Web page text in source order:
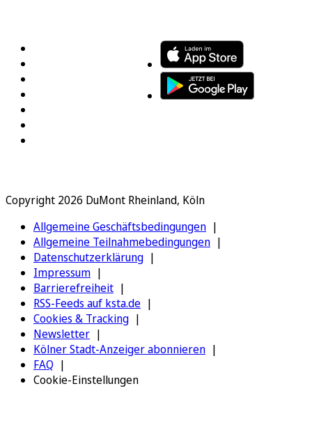
Copyright 2026 DuMont Rheinland, Köln
Allgemeine Geschäftsbedingungen
Allgemeine Teilnahmebedingungen
Datenschutzerklärung
Impressum
Barrierefreiheit
RSS-Feeds auf ksta.de
Cookies & Tracking
Newsletter
Kölner Stadt-Anzeiger abonnieren
FAQ
Cookie-Einstellungen